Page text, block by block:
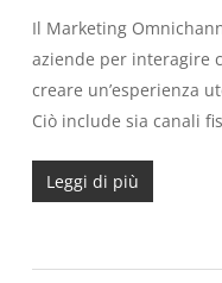
Il Marketing
aziende per interagire
creare un’esperienza
Ciò include sia canali
Leggi di più